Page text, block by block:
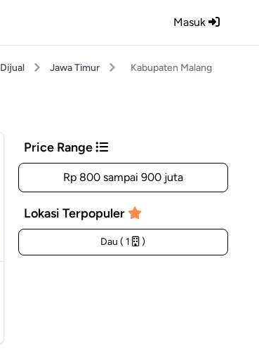
Masuk
Dijual Jawa Timur Kabupaten Malang
Price Range
Rp 800 sampai 900 juta
Lokasi Terpopuler
Dau ( 1 )